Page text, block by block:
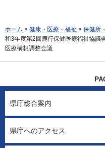
ホーム > 健康・医療・福祉 > 保健所
和3年度第2回鹿行保健医療福祉協議
医療構想調整会議
県庁総合案内
県庁へのアクセス